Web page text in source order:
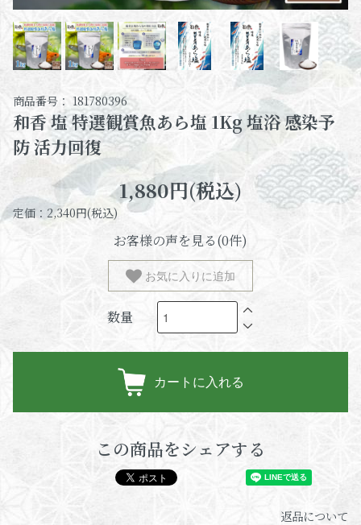
商品番号： 181780396
和香 塩 特選観賞魚あら塩 1Kg 塩浴 感染予
防 活力回復
1,880円(税込)
定価：2,340円(税込)
お客様の声を見る(0件)
お気に入りに追加
数量
カートに入れる
この商品をシェアする
返品について